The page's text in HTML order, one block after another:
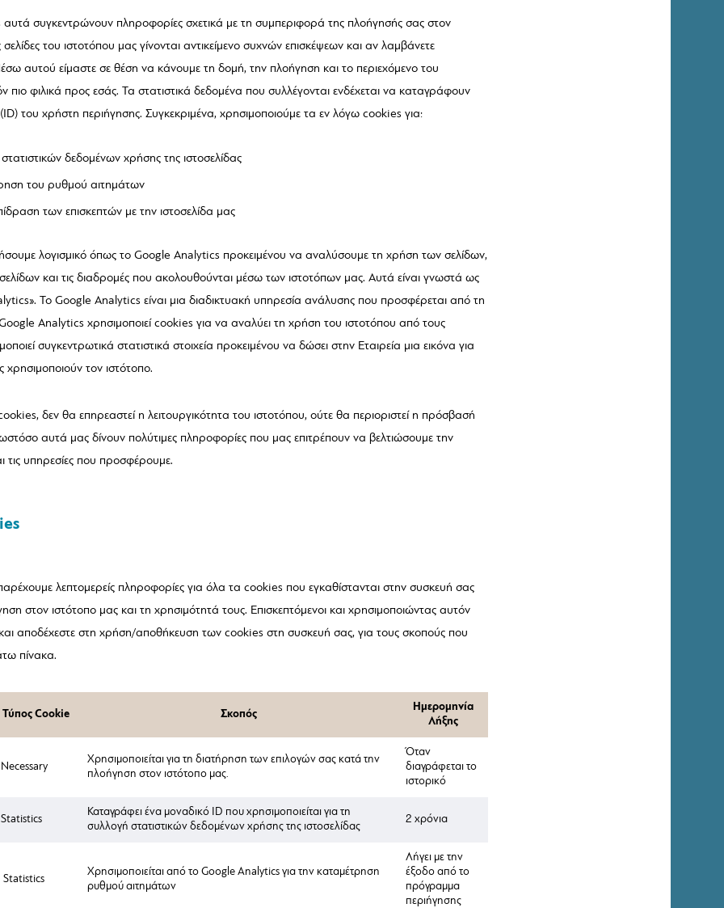
αυτά συγκεντρώνουν πληροφορίες σχετικά με τη συμπεριφορά της πλοήγησής σας στον
του ιστοτόπου μας γίνονται αντικείμενο συχνών επισκέψεων και αν λαμβάνετε
αυτού είμαστε σε θέση να κάνουμε τη δομή, την πλοήγηση και το περιεχόμενο του
πιο φιλικά προς εσάς. Τα στατιστικά δεδομένα που συλλέγονται ενδέχεται να καταγράφουν
του χρήστη περιήγησης. Συγκεκριμένα, χρησιμοποιούμε τα εν λόγω cookies για:
δεδομένων χρήσης της ιστοσελίδας
του ρυθμού αιτημάτων
των επισκεπτών με την ιστοσελίδα μας
λογισμικό όπως το Google Analytics προκειμένου να αναλύσουμε τη χρήση των σελίδων,
σελίδων και τις διαδρομές που ακολουθούνται μέσω των ιστοτόπων μας. Αυτά είναι γνωστά ως
Το Google Analytics είναι μια διαδικτυακή υπηρεσία ανάλυσης που προσφέρεται από τη
Analytics χρησιμοποιεί cookies για να αναλύει τη χρήση του ιστοτόπου από τους
συγκεντρωτικά στατιστικά στοιχεία προκειμένου να δώσει στην Εταιρεία μια εικόνα για
τον ιστότοπο.
δεν θα επηρεαστεί η λειτουργικότητα του ιστοτόπου, ούτε θα περιοριστεί η πρόσβασή
αυτά μας δίνουν πολύτιμες πληροφορίες που μας επιτρέπουν να βελτιώσουμε την
τις υπηρεσίες που προσφέρουμε.
λεπτομερείς πληροφορίες για όλα τα cookies που εγκαθίστανται στην συσκευή σας
στον ιστότοπο μας και τη χρησιμότητά τους. Επισκεπτόμενοι και χρησιμοποιώντας αυτόν
και αποδέχεστε στη χρήση/αποθήκευση των cookies στη συσκευή σας, για τους σκοπούς που
πίνακα.
Τύπος Cookie Σκοπός
Ημερομηνία
Λήξης
Necessary
Χρησιμοποιείται για τη διατήρηση των επιλογών σας κατά την
πλοήγηση στον ιστότοπο μας.
Όταν
διαγράφεται το
ιστορικό
Statistics
Καταγράφει ένα μοναδικό ID που χρησιμοποιείται για τη
συλλογή στατιστικών δεδομένων χρήσης της ιστοσελίδας
2 χρόνια
Statistics
Χρησιμοποιείται από το Google Analytics για την καταμέτρηση
ρυθμού αιτημάτων
Λήγει με την
έξοδο από το
πρόγραμμα
περιήγησης